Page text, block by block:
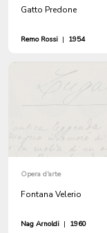
Gatto Predone
Remo Rossi | 1954
Opera d'arte
Fontana Velerio
Nag Arnoldi | 1960